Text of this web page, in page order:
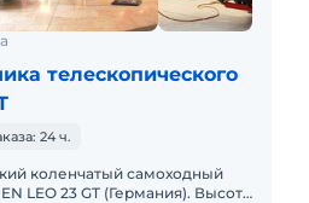
телескопического
24 ч.
коленчатый самоходный
LEO 23 GT (Германия). Высота